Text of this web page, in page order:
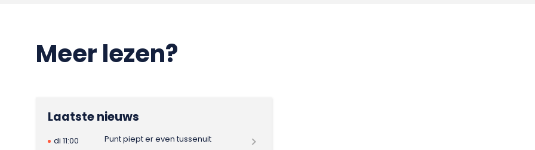
Meer lezen?
Laatste nieuws
di 11:00
Punt piept er even tussenuit